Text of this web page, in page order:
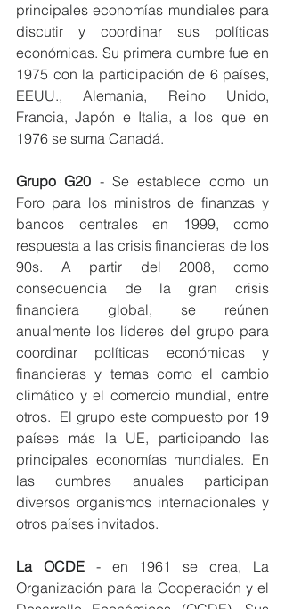
principales economías mundiales para
discutir y coordinar sus políticas
económicas. Su primera cumbre fue en
1975 con la participación de 6 países,
EEUU., Alemania, Reino Unido,
Francia, Japón e Italia, a los que en
1976 se suma Canadá.
Grupo G20 - Se establece como un
Foro para los ministros de finanzas y
bancos centrales en 1999, como
respuesta a las crisis financieras de los
90s. A partir del 2008, como
consecuencia de la gran crisis
financiera global, se reúnen
anualmente los líderes del grupo para
coordinar políticas económicas y
financieras y temas como el cambio
climático y el comercio mundial, entre
otros.  El grupo este compuesto por 19
países más la UE, participando las
principales economías mundiales. En
las cumbres anuales participan
diversos organismos internacionales y
otros países invitados.
La OCDE - en 1961 se crea, La
Organización para la Cooperación y el